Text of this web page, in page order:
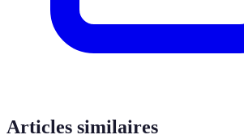
Articles similaires